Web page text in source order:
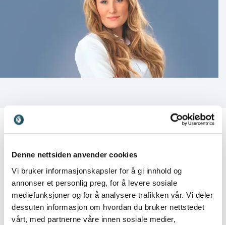
Denne nettsiden anvender cookies
Vi bruker informasjonskapsler for å gi innhold og
annonser et personlig preg, for å levere sosiale
mediefunksjoner og for å analysere trafikken vår. Vi deler
dessuten informasjon om hvordan du bruker nettstedet
vårt, med partnerne våre innen sosiale medier,
Kundeanmeldelser
5 av5
“Energisk dame, som tok oss igjennom en dag med